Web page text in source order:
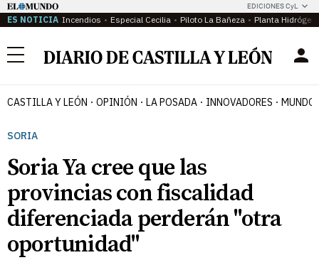
EDICIONES CyL
ES NOTICIA Incendios Especial Cecilia Piloto La Bañeza Planta
Menú
CASTILLA Y LEÓN OPINIÓN LA POSADA INNOVADORES MUNDO
SORIA
Soria Ya cree que las
provincias con fiscalidad
diferenciada perderán "otra
oportunidad"